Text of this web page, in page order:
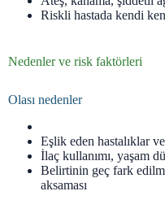
Riskli hastada kendi
Nedenler ve risk faktörleri
Olası nedenler
Eşlik eden hastalıklar
İlaç kullanımı, yaşam
Belirtinin geç fark
aksaması